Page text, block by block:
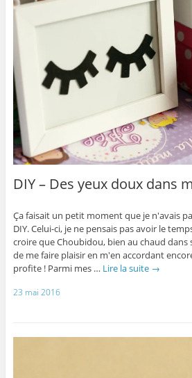
DIY – Des yeux doux dans
Ça faisait un petit moment que je n'avais
DIY. Celui-ci, je ne pensais pas avoir le
croire que Choubidou, bien au chaud dans
de me faire plaisir en m'en accordant
profite ! Parmi mes … Lire la suite →
23 mai 2016